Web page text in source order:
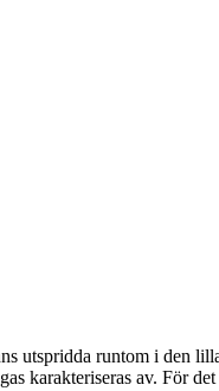
utspridda runtom i den
karakteriseras av. För